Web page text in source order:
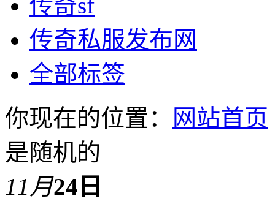
传奇私服发布网
全部标签
你现在的位置：
网站首页
是随机的
11月24日